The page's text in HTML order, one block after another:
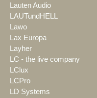
Lauten Audio
LAUTundHELL
Lawo
Lax Europa
Layher
LC - the live company
LClux
LCPro
LD Systems